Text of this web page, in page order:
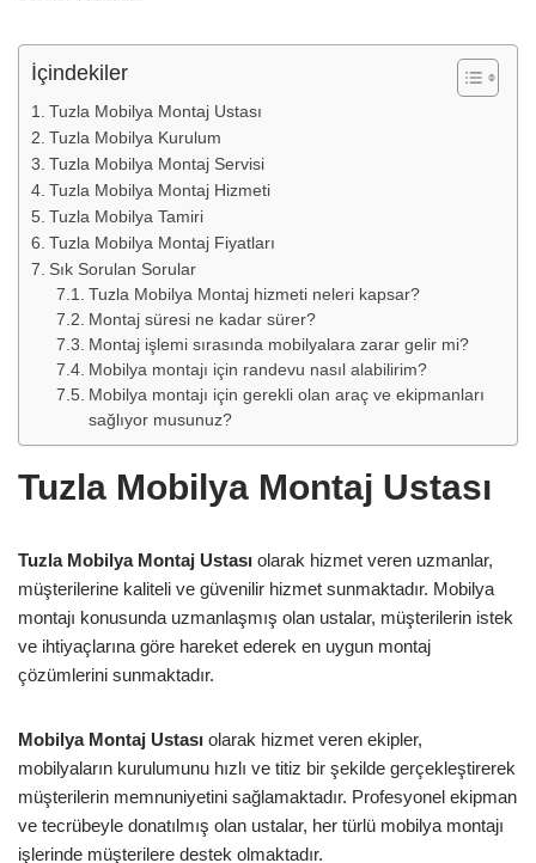
İçindekiler
Tuzla Mobilya Montaj Ustası
Tuzla Mobilya Kurulum
Tuzla Mobilya Montaj Servisi
Tuzla Mobilya Montaj Hizmeti
Tuzla Mobilya Tamiri
Tuzla Mobilya Montaj Fiyatları
Sık Sorulan Sorular
Tuzla Mobilya Montaj hizmeti neleri kapsar?
Montaj süresi ne kadar sürer?
Montaj işlemi sırasında mobilyalara zarar gelir mi?
Mobilya montajı için randevu nasıl alabilirim?
Mobilya montajı için gerekli olan araç ve ekipmanları
sağlıyor musunuz?
Tuzla Mobilya Montaj Ustası
Tuzla Mobilya Montaj Ustası olarak hizmet veren uzmanlar,
müşterilerine kaliteli ve güvenilir hizmet sunmaktadır. Mobilya
montajı konusunda uzmanlaşmış olan ustalar, müşterilerin istek
ve ihtiyaçlarına göre hareket ederek en uygun montaj
çözümlerini sunmaktadır.
Mobilya Montaj Ustası olarak hizmet veren ekipler,
mobilyaların kurulumunu hızlı ve titiz bir şekilde gerçekleştirerek
müşterilerin memnuniyetini sağlamaktadır. Profesyonel ekipman
ve tecrübeyle donatılmış olan ustalar, her türlü mobilya montajı
işlerinde müşterilere destek olmaktadır.